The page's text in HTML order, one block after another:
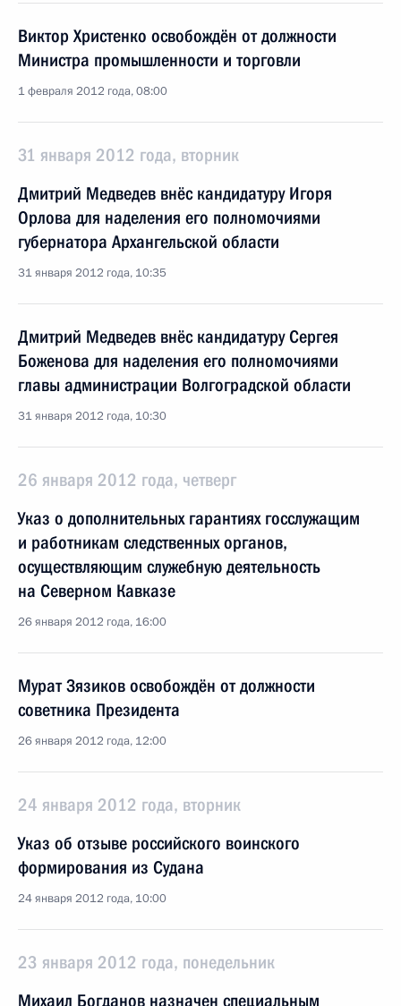
Виктор Христенко освобождён от должности
Министра промышленности и торговли
1 февраля 2012 года, 08:00
31 января 2012 года, вторник
Дмитрий Медведев внёс кандидатуру Игоря
Орлова для наделения его полномочиями
губернатора Архангельской области
31 января 2012 года, 10:35
Дмитрий Медведев внёс кандидатуру Сергея
Боженова для наделения его полномочиями
главы администрации Волгоградской области
31 января 2012 года, 10:30
26 января 2012 года, четверг
Указ о дополнительных гарантиях госслужащим
и работникам следственных органов,
осуществляющим служебную деятельность
на Северном Кавказе
26 января 2012 года, 16:00
Мурат Зязиков освобождён от должности
советника Президента
26 января 2012 года, 12:00
24 января 2012 года, вторник
Указ об отзыве российского воинского
формирования из Судана
24 января 2012 года, 10:00
23 января 2012 года, понедельник
Михаил Богданов назначен специальным